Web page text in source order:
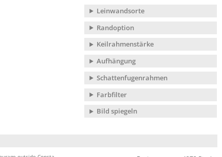
Leinwandsorte
Randoption
Keilrahmenstärke
Aufhängung
Schattenfugenrahmen
Farbfilter
Bild spiegeln